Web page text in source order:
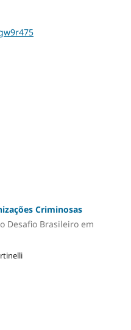
Criminosas
Desafio Brasileiro em